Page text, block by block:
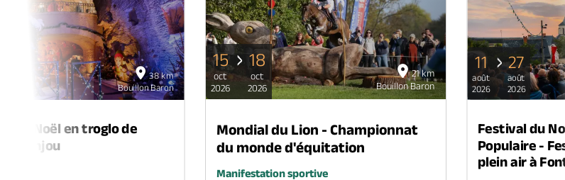
38 km
Bouillon Baron
de Noël en troglo de
en-Anjou
21 km
Bouillon Baron
15
oct
2026
18
oct
2026
Mondial du Lion - Championnat
du monde d'équitation
Manifestation sportive
11
août
2026
27
août
2026
Festival du
Populaire -
plein air à